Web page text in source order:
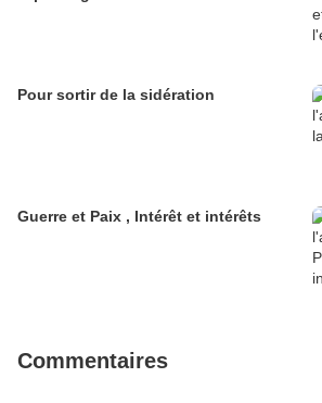
Pour sortir de la sidération
Guerre et Paix , Intérêt et intérêts
Commentaires